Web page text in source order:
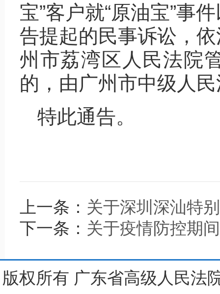
宝”客户就“原油宝”事
告提起的民事诉讼，
州市荔湾区人民法院
的，由广州市中级人
特此通告。
上一条： 关于深圳深汕特
下一条： 关于疫情防控期
版权所有 广东省高级人民法